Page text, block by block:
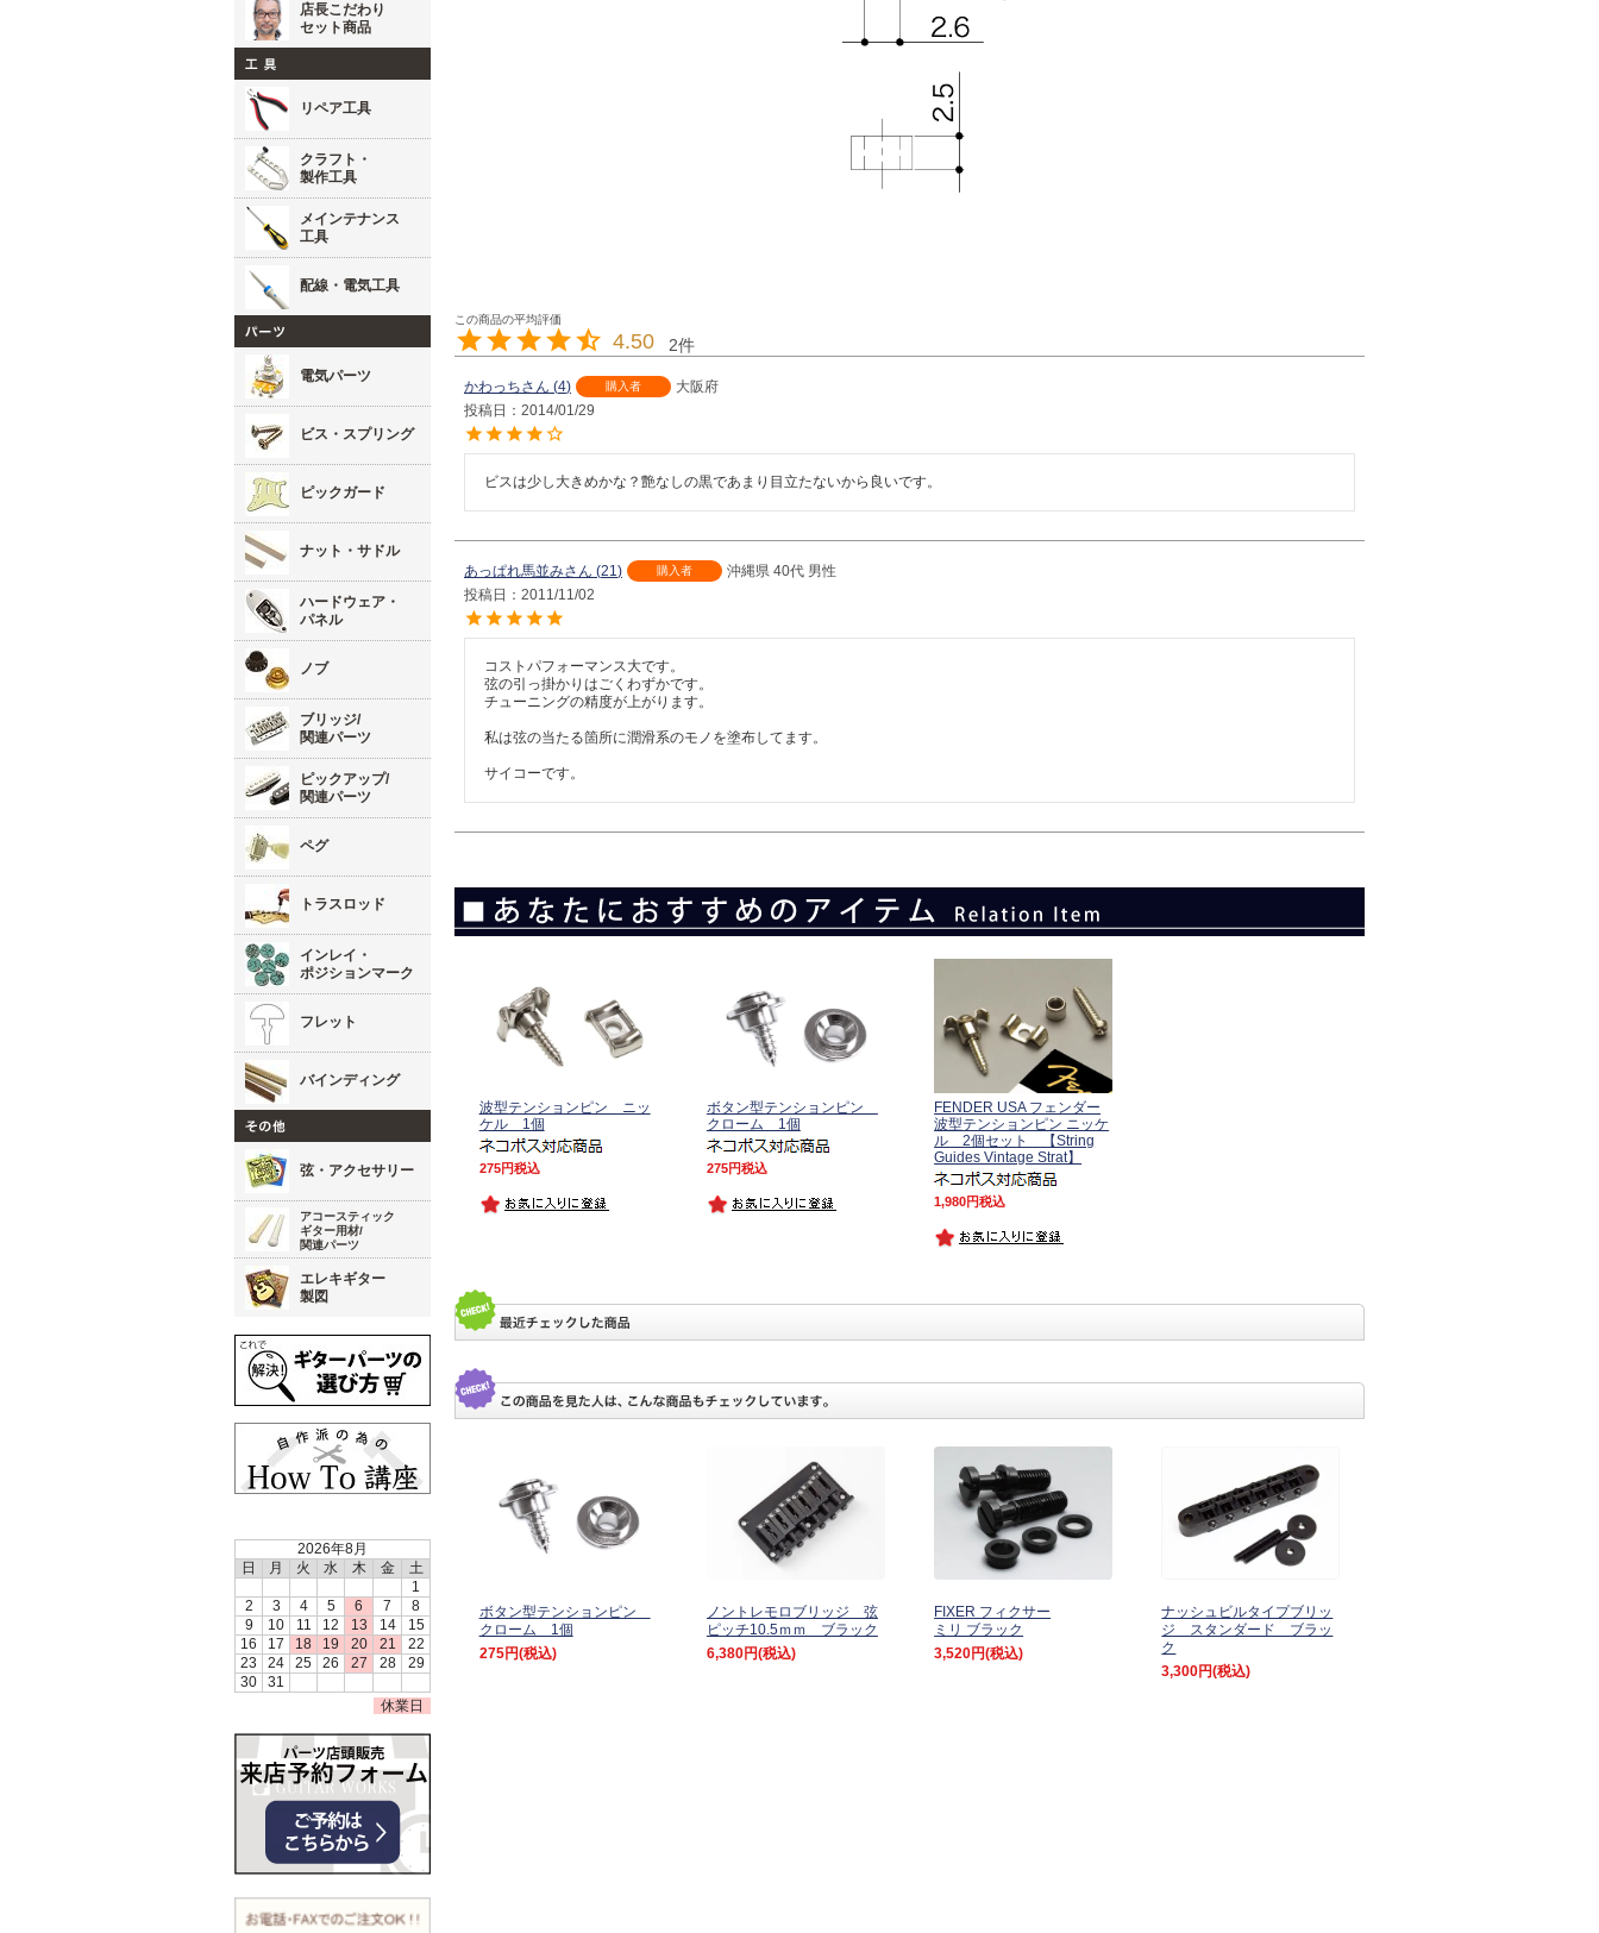
店長こだわり
セット商品
リペア工具
クラフト・
製作工具
メインテナンス
工具
配線・電気工具
電気パーツ
ビス・スプリング
ピックガード
ナット・サドル
ハードウェア・
パネル
ノブ
ブリッジ/
関連パーツ
ピックアップ/
関連パーツ
ペグ
トラスロッド
インレイ・
ポジションマーク
フレット
バインディング
弦・アクセサリー
アコースティック
ギター用材/
関連パーツ
エレキギター
製図
2026年8月
日
月 火 水 木 金
土
1
2
3 4 5 6 7
8
9
10 11 12 13 14
15
16
17 18 19 20 21
22
23
24 25 26 27 28
29
30
31
休業日
4.50 2
かわっち 4 購入者
大阪府
投稿日
2014/01/29
ビスは少し大きめかな？艶なしの黒であまり目立たないから良いです。
あっぱれ馬並み 21 購入者 沖縄県 40代 男性
投稿日
2011/11/02
コストパフォーマンス大です。
弦の引っ掛かりはごくわずかです。
チューニングの精度が上がります。
私は弦の当たる箇所に潤滑系のモノを塗布してます。
サイコーです。
波型テンションピン ニッ
ケル 1個
275 税込
ボタン型テンションピン
クローム 1個
275 税込
FENDER USA フェンダー
波型テンションピン ニッケ
ル 2個セット 【String
Guides Vintage Strat】
1,980 税込
ボタン型テンションピン
クローム 1個
275円(税込)
ノントレモロブリッジ 弦
ピッチ10.5ｍｍ ブラック
6,380円(税込)
FIXER フィクサー
ミリ ブラック
3,520円(税込)
ナッシュビルタイプブリッ
ジ スタンダード ブラッ
ク
3,300円(税込)